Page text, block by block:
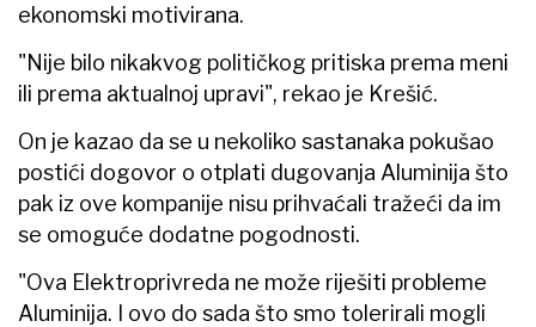
ekonomski motivirana.
"Nije bilo nikakvog političkog pritiska prema meni
ili prema aktualnoj upravi", rekao je Krešić.
On je kazao da se u nekoliko sastanaka pokušao
postići dogovor o otplati dugovanja Aluminija što
pak iz ove kompanije nisu prihvaćali tražeći da im
se omoguće dodatne pogodnosti.
"Ova Elektroprivreda ne može riješiti probleme
Aluminija. I ovo do sada što smo tolerirali mogli